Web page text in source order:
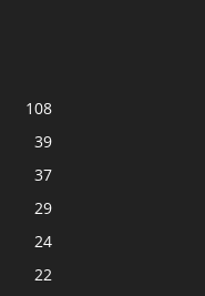
108
39
37
29
24
22